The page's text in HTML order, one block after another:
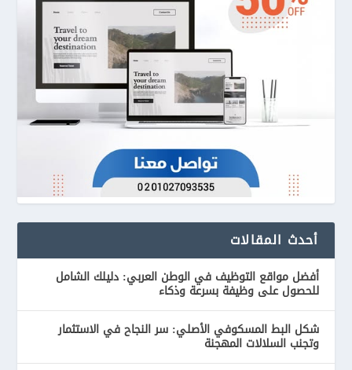
أحدث المقالات
أفضل مواقع التوظيف في الوطن العربي: دليلك الشامل
للحصول على وظيفة بسرعة وذكاء
شكل البط المسكوفي الأصلي: سر النجاح في الاستثمار
وتجنب السلالات المهجنة